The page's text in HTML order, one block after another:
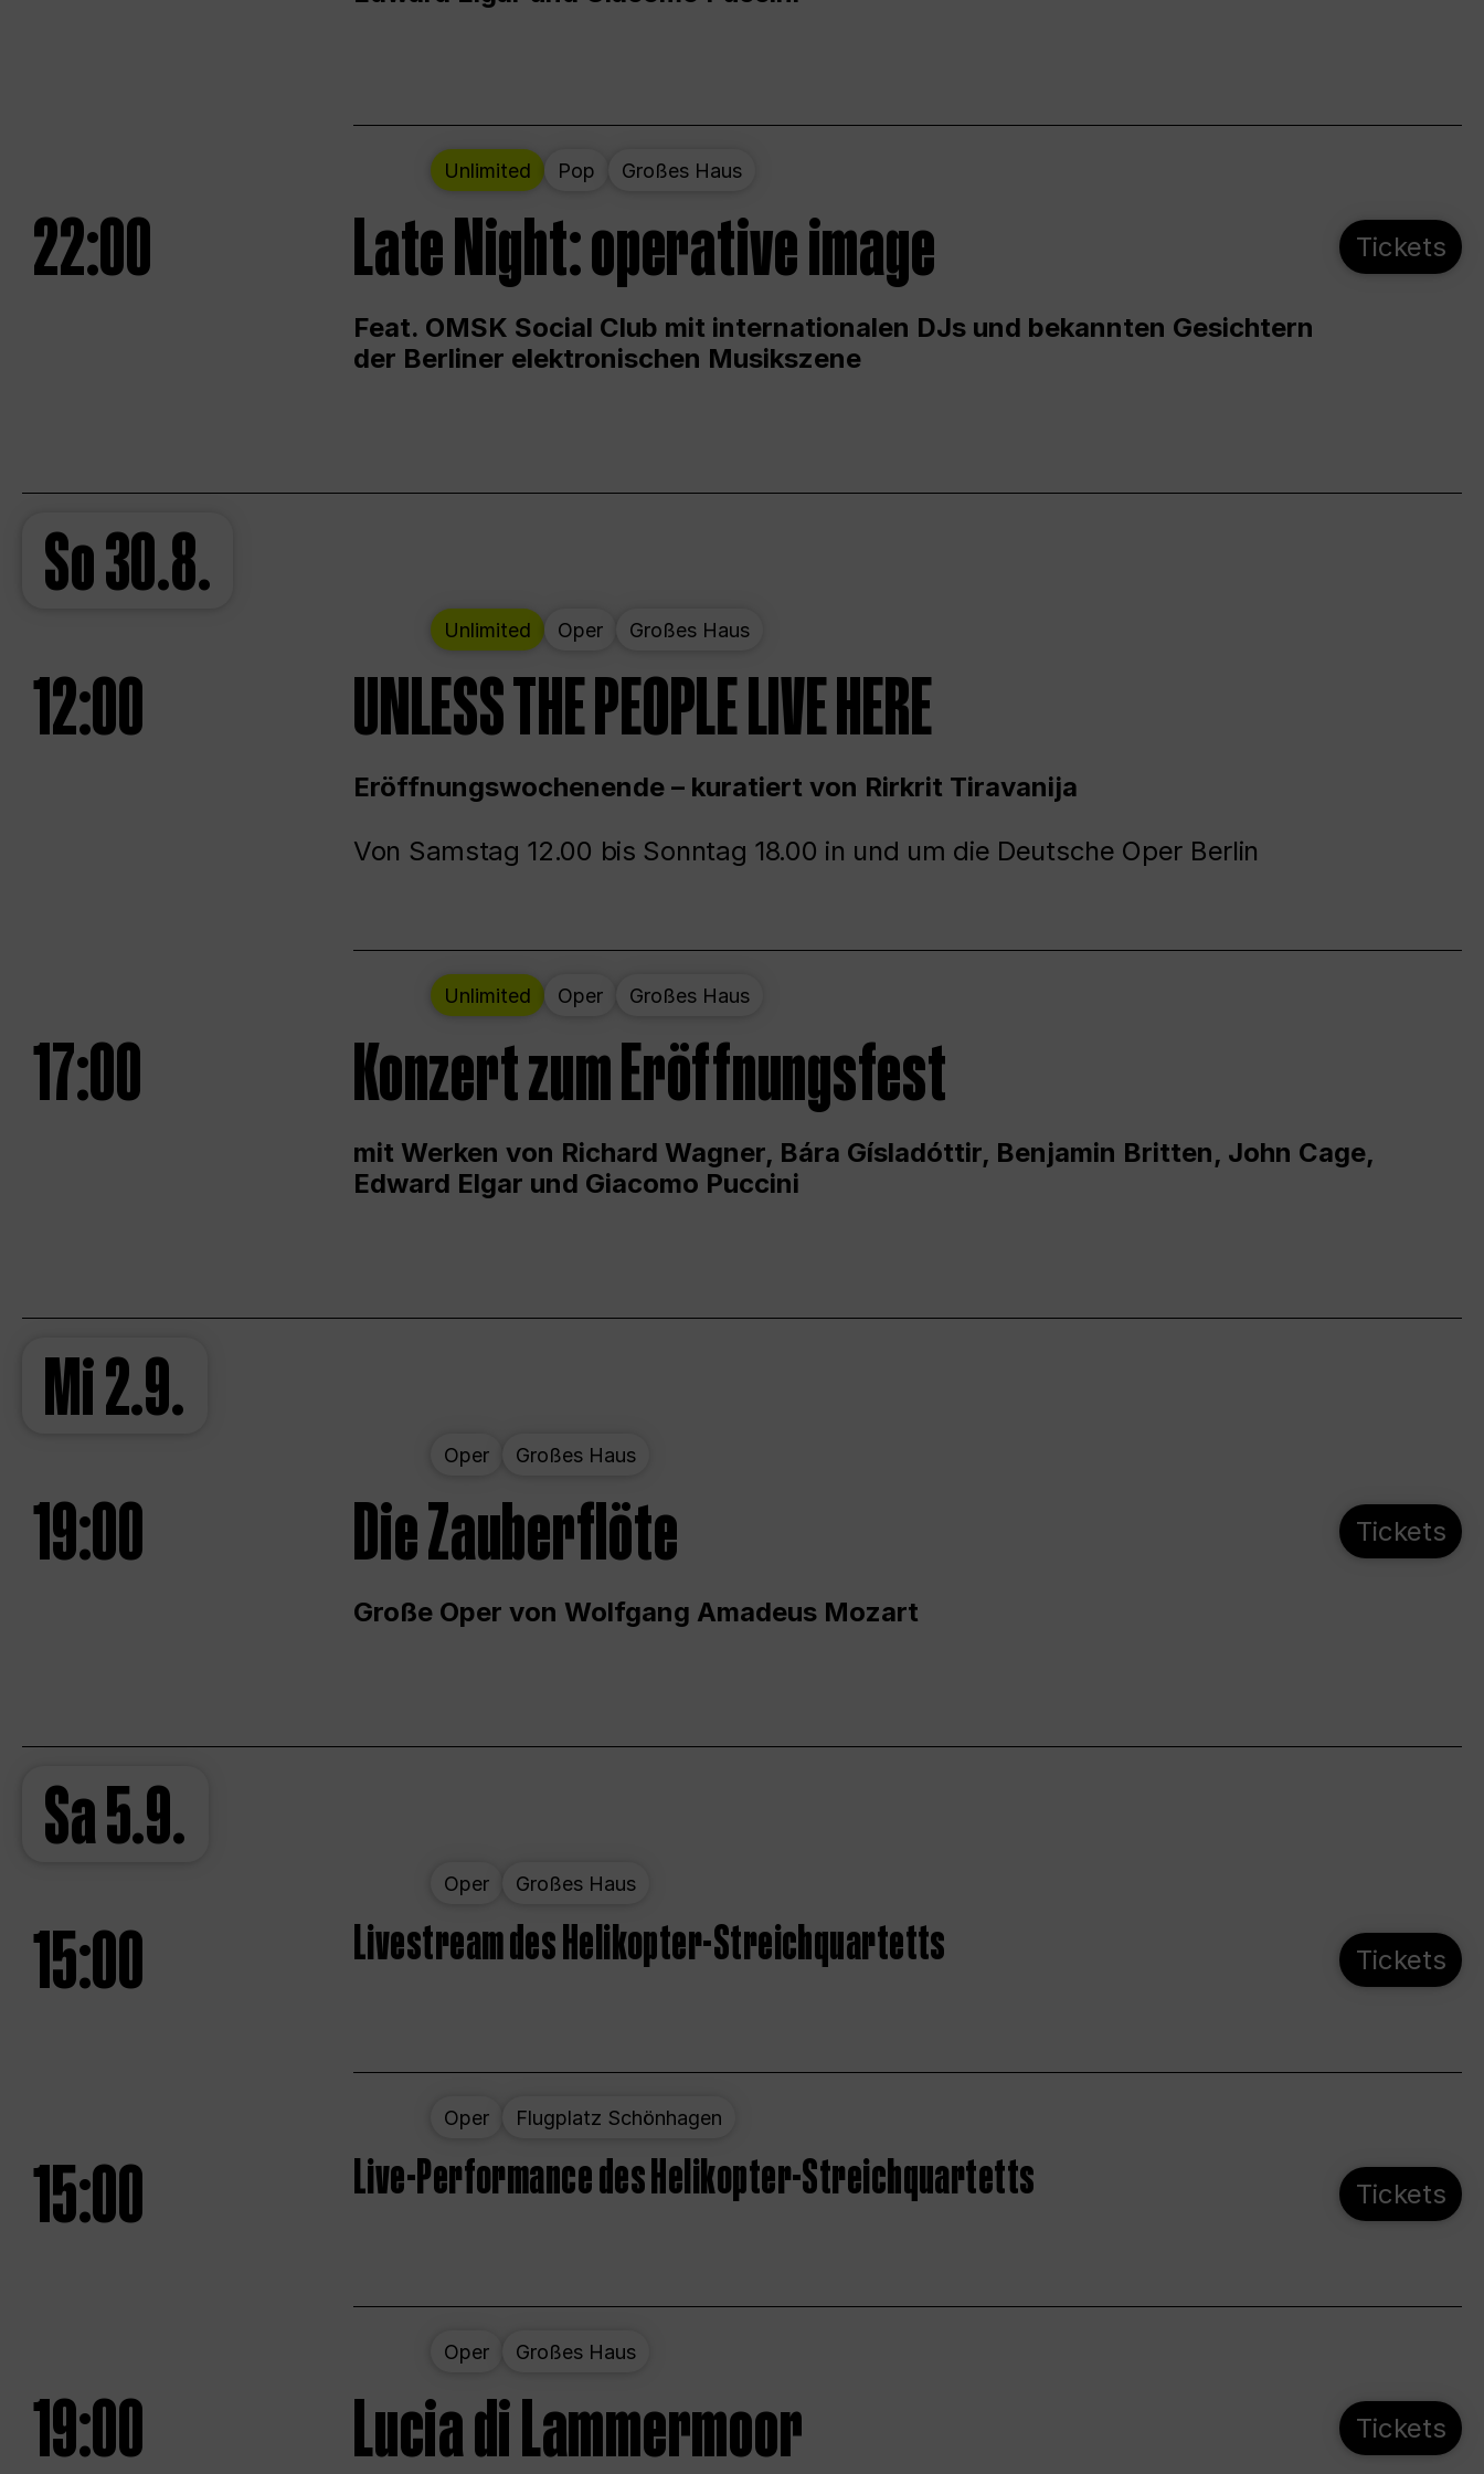
Unlimited Pop Großes Haus
22:00 Late Night: operative image
Feat. OMSK Social Club mit internationalen DJs und bekannten Gesichtern
der Berliner elektronischen Musikszene
Tickets
So30.8.
Unlimited Oper Großes Haus
12:00 UNLESS THE PEOPLE LIVE HERE
Eröffnungswochenende – kuratiert von Rirkrit Tiravanija
Von Samstag 12.00 bis Sonntag 18.00 in und um die Deutsche Oper Berlin
Unlimited Oper Großes Haus
17:00 Konzert zum Eröffnungsfest
mit Werken von Richard Wagner, Bára Gísladóttir, Benjamin Britten, John Cage,
Edward Elgar und Giacomo Puccini
Mi2.9.
Oper Großes Haus
19:00 Die Zauberflöte
Große Oper von Wolfgang Amadeus Mozart
Tickets
Sa5.9.
Oper Großes Haus
15:00 Livestream des Helikopter-Streichquartetts Tickets
Oper Flugplatz Schönhagen
15:00 Live-Performance des Helikopter-Streichquartetts Tickets
Oper Großes Haus
19:00 Lucia di Lammermoor Tickets